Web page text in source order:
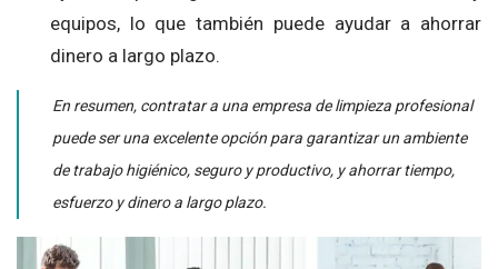
equipos, lo que también puede ayudar a ahorrar
dinero a largo plazo.
En resumen, contratar a una empresa de limpieza profesional
puede ser una excelente opción para garantizar un ambiente
de trabajo higiénico, seguro y productivo, y ahorrar tiempo,
esfuerzo y dinero a largo plazo.